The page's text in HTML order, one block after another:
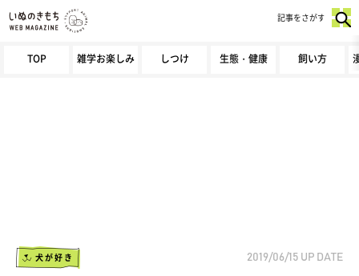
TOP 雑学お楽しみ しつけ 生態・健康 飼い方
記事をさがす
犬が好き 2019/06/15 UP DATE